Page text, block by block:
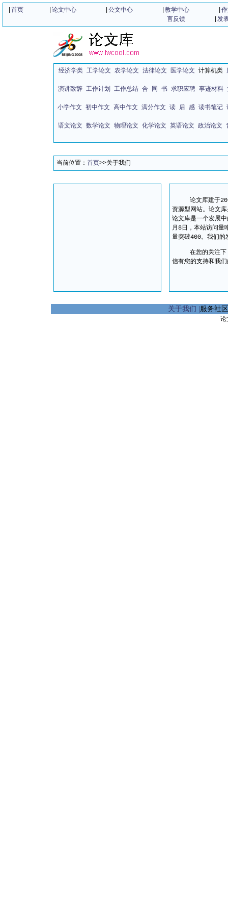
首页 论文中心 公文中心 教学中心
言反馈| 发
经济学类 工学论文 农学论文 法律论文 医学论文 计算机类
演讲致辞 工作计划 工作总结 合 同 书 求职应聘 事迹材料
小学作文 初中作文 高中作文 满分作文 读 后 感 读书笔记
语文论文 数学论文 物理论文 化学论文 英语论文 政治论文
当前位置： 首页>>关于我们
论文库建于2006
资源型网站。论文
论文库是一个发展
月8日，本站访问量
量突破400。我们的
在您的关注下，
信有您的支持和我
关于我们 服务社区
论